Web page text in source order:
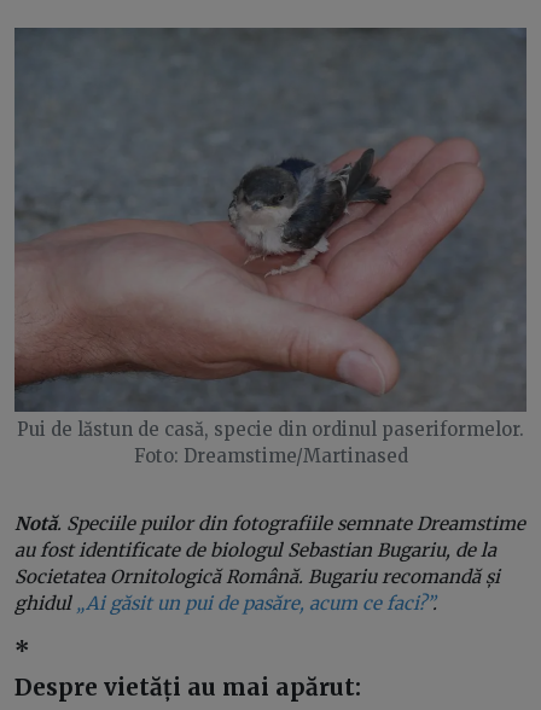
Pui de lăstun de casă, specie din ordinul paseriformelor.
Foto: Dreamstime/Martinased
Notă. Speciile puilor din fotografiile semnate Dreamstime
au fost identificate de biologul Sebastian Bugariu, de la
Societatea Ornitologică Română. Bugariu recomandă și
ghidul „Ai găsit un pui de pasăre, acum ce faci?”.
*
Despre vietăți au mai apărut: